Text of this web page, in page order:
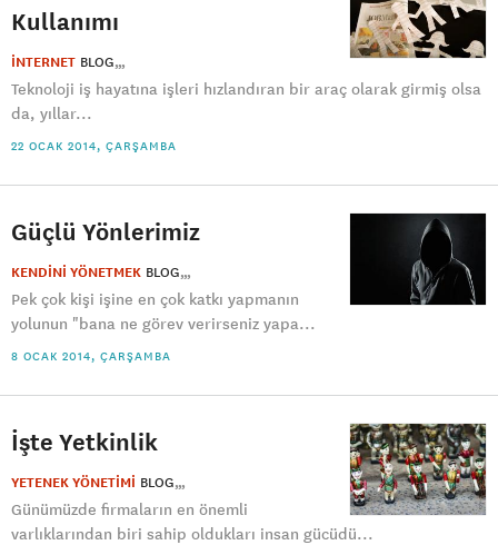
Kullanımı
İNTERNET BLOG
Teknoloji iş hayatına işleri hızlandıran bir araç olarak girmiş olsa
da, yıllar...
22 OCAK 2014, ÇARŞAMBA
Güçlü Yönlerimiz
KENDİNİ YÖNETMEK BLOG
Pek çok kişi işine en çok katkı yapmanın
yolunun "bana ne görev verirseniz yapa...
8 OCAK 2014, ÇARŞAMBA
İşte Yetkinlik
YETENEK YÖNETİMİ BLOG
Günümüzde firmaların en önemli
varlıklarından biri sahip oldukları insan gücüdü...